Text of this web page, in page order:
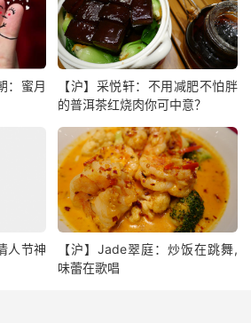
：蜜月
【沪】采悦轩：不用减肥不怕胖
的普洱茶红烧肉你可中意？
人节神
【沪】Jade翠庭：炒饭在跳舞,
味蕾在歌唱